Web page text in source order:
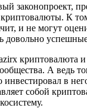
законопроект,
криптовалюты. К
и не могут
довольно
криптовалюта
А ведь
инвестировал в
собой